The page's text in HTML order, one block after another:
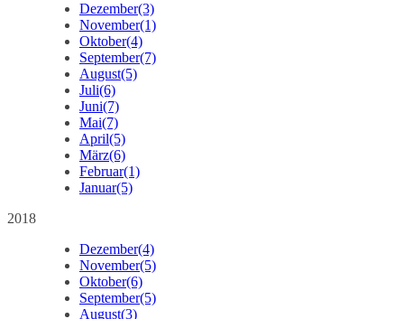
Dezember(3)
November(1)
Oktober(4)
September(7)
August(5)
Juli(6)
Juni(7)
Mai(7)
April(5)
März(6)
Februar(1)
Januar(5)
2018
Dezember(4)
November(5)
Oktober(6)
September(5)
August(3)